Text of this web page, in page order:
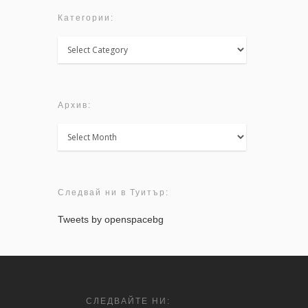
Категории:
Категории:
Архив:
Архив:
Следвай ни в Туитър:
Tweets by openspacebg
СЛЕДВАЙТЕ НИ: